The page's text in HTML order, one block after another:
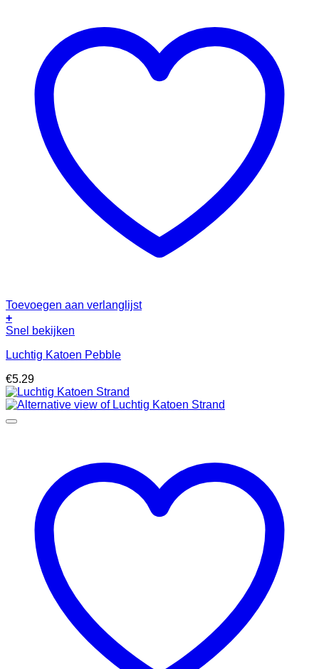
Toevoegen aan verlanglijst
+
Snel bekijken
Luchtig Katoen Pebble
€5.29